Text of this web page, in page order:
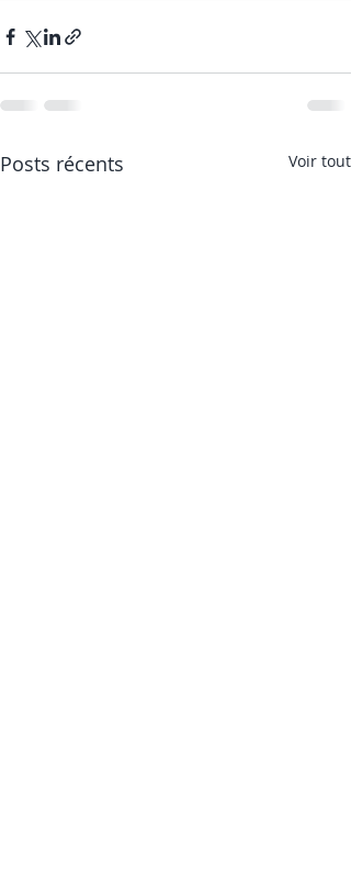
Posts récents Voir tout